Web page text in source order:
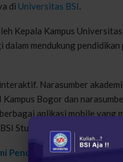
di Universitas BSI.
Kepala Kampus
mendukung
Narasumber
Bogor dan
aplikasi mobile yang
Student, M-Staff UBSI, My
Pendidikan Berkualitas,